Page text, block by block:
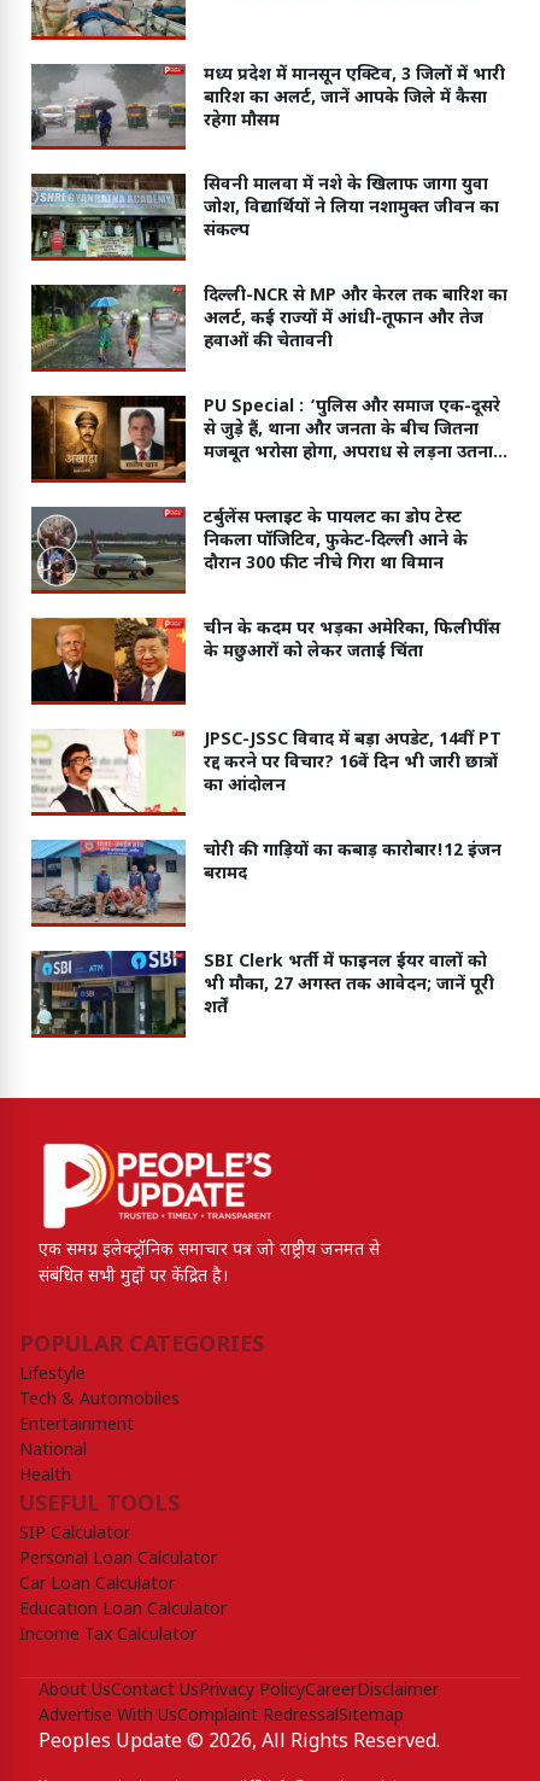
मध्य प्रदेश में मानसून एक्टिव, 3 जिलों में भारी
बारिश का अलर्ट, जानें आपके जिले में कैसा
रहेगा मौसम
सिवनी मालवा में नशे के खिलाफ जागा युवा
जोश, विद्यार्थियों ने लिया नशामुक्त जीवन का
संकल्प
दिल्ली-NCR से MP और केरल तक बारिश का
अलर्ट, कई राज्यों में आंधी-तूफान और तेज
हवाओं की चेतावनी
PU Special : ‘पुलिस और समाज एक-दूसरे
से जुड़े हैं, थाना और जनता के बीच जितना
मजबूत भरोसा होगा, अपराध से लड़ना उतना
टर्बुलेंस फ्लाइट के पायलट का डोप टेस्ट
निकला पॉजिटिव, फुकेट-दिल्ली आने के
दौरान 300 फीट नीचे गिरा था विमान
चीन के कदम पर भड़का अमेरिका, फिलीपींस
के मछुआरों को लेकर जताई चिंता
JPSC-JSSC विवाद में बड़ा अपडेट, 14वीं PT
रद्द करने पर विचार? 16वें दिन भी जारी छात्रों
का आंदोलन
चोरी की गाड़ियों का कबाड़ कारोबार!12 इंजन
बरामद
SBI Clerk भर्ती में फाइनल ईयर वालों को
भी मौका, 27 अगस्त तक आवेदन; जानें पूरी
शर्तें
एक समग्र इलेक्ट्रॉनिक समाचार पत्र जो राष्ट्रीय जनमत से
संबंधित सभी मुद्दों पर केंद्रित है।
POPULAR CATEGORIES
Lifestyle
Tech & Automobiles
Entertainment
National
Health
USEFUL TOOLS
SIP Calculator
Personal Loan Calculator
Car Loan Calculator
Education Loan Calculator
Income Tax Calculator
About UsContact UsPrivacy PolicyCareerDisclaimer
Advertise With UsComplaint RedressalSitemap
Peoples Update © 2026, All Rights Reserved.